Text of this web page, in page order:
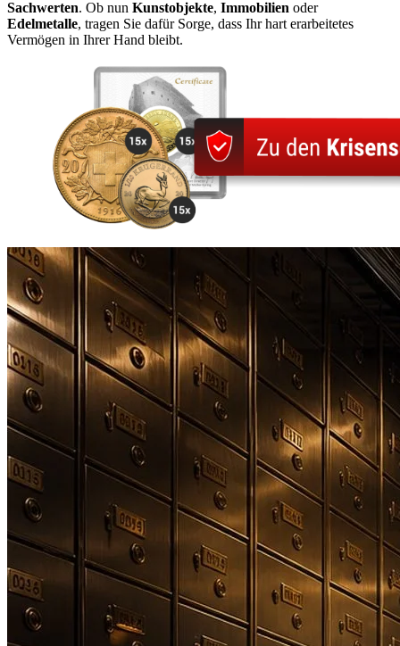
Sachwerten. Ob nun Kunstobjekte, Immobilien oder
Edelmetalle, tragen Sie dafür Sorge, dass Ihr hart erarbeitetes
Vermögen in Ihrer Hand bleibt.